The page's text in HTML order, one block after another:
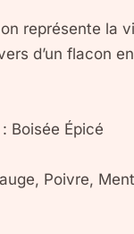
représente la
d’un flacon
Boisée Épicé
Poivre,